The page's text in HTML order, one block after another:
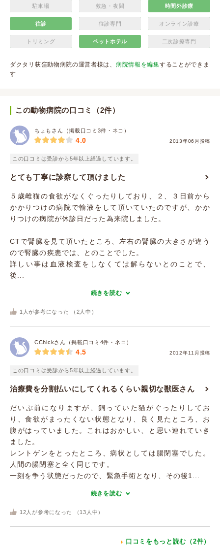
駐車場 救急・夜間 時間外診療
往診 往診専門 オンライン診療
トリミング ペットホテル 二次診療専門
ダクタリ荻窪動物病院の運営者様は、 病院情報を編集することができま
す
この動物病院の口コミ（2件）
ちょもさん（掲載口コミ3件・ネコ）
2013年06月投稿
4.0
この口コミは受診から5年以上経過しています。
とても丁寧に診察して頂けました
５歳雌猫の食欲がなくぐったりしており、２、３日前から
かかりつけの病院で輸液をして頂いていたのですが、かか
りつけの病院が休診日だった為来院しました。
CTで腎臓を見て頂いたところ、左右の腎臓の大きさが違う
ので腎臓の疾患では、とのことでした。
詳しい事は血液検査をしなくては解らないとのことで、
後...
続きを読む
1 人が参考になった （ 2 人中）
CChickさん（掲載口コミ4件・ネコ）
2012年11月投稿
4.5
この口コミは受診から5年以上経過しています。
治療費を分割払いにしてくれるくらい親切な獣医さん
だいぶ前になりますが、飼っていた猫がぐったりしてお
り、食欲がまったくない状態となり、良く見たところ、お
腹がはっていました。これはおかしい、と思い連れていき
ました。
レントゲンをとったところ、病状としては腸閉塞でした。
人間の腸閉塞と全く同じです。
一刻を争う状態だったので、緊急手術となり、その後1...
続きを読む
12 人が参考になった （ 13 人中）
口コミをもっと読む（2件）